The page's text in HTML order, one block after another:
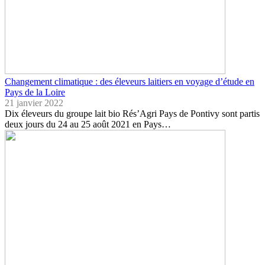
Changement climatique : des éleveurs laitiers en voyage d’étude en
Pays de la Loire
21 janvier 2022
Dix éleveurs du groupe lait bio Rés’Agri Pays de Pontivy sont partis
deux jours du 24 au 25 août 2021 en Pays…